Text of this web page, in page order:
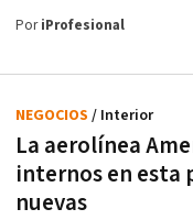
PoriProfesional
La aerolínea
internos en esta
nuevas
NEGOCIOS / Interior